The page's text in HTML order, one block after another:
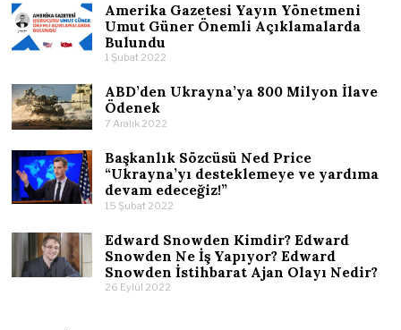
Amerika Gazetesi Yayın Yönetmeni
Umut Güner Önemli Açıklamalarda
Bulundu
1 Şubat 2022
ABD’den Ukrayna’ya 800 Milyon İlave
Ödenek
7 Aralık 2022
Başkanlık Sözcüsü Ned Price
“Ukrayna’yı desteklemeye ve yardıma
devam edeceğiz!”
15 Şubat 2022
Edward Snowden Kimdir? Edward
Snowden Ne İş Yapıyor? Edward
Snowden İstihbarat Ajan Olayı Nedir?
26 Eylül 2022